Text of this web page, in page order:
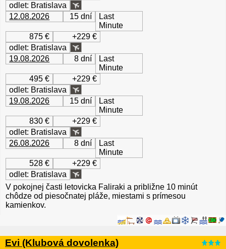
odlet: Bratislava
12.08.2026
15 dní
Last
Minute
875 €
+229 €
odlet: Bratislava
19.08.2026
8 dní
Last
Minute
495 €
+229 €
odlet: Bratislava
19.08.2026
15 dní
Last
Minute
830 €
+229 €
odlet: Bratislava
26.08.2026
8 dní
Last
Minute
528 €
+229 €
odlet: Bratislava
V pokojnej časti letovicka Faliraki a približne 10 minút
chôdze od piesočnatej pláže, miestami s prímesou
kamienkov.
Evi (Klubová dovolenka)